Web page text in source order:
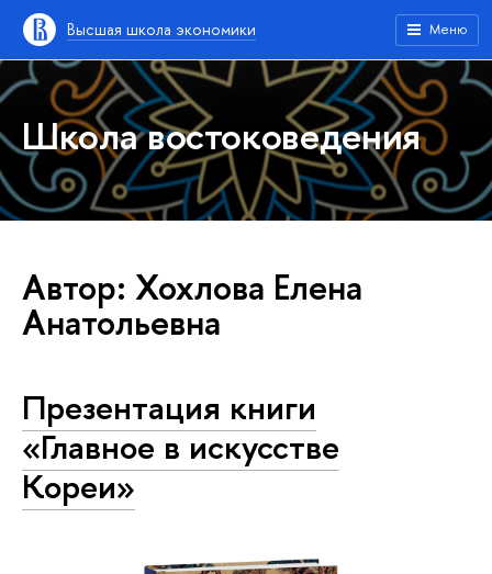
Высшая школа экономики Меню
Школа востоковедения
Автор: Хохлова Елена
Анатольевна
Презентация книги
«Главное в искусстве
Кореи»